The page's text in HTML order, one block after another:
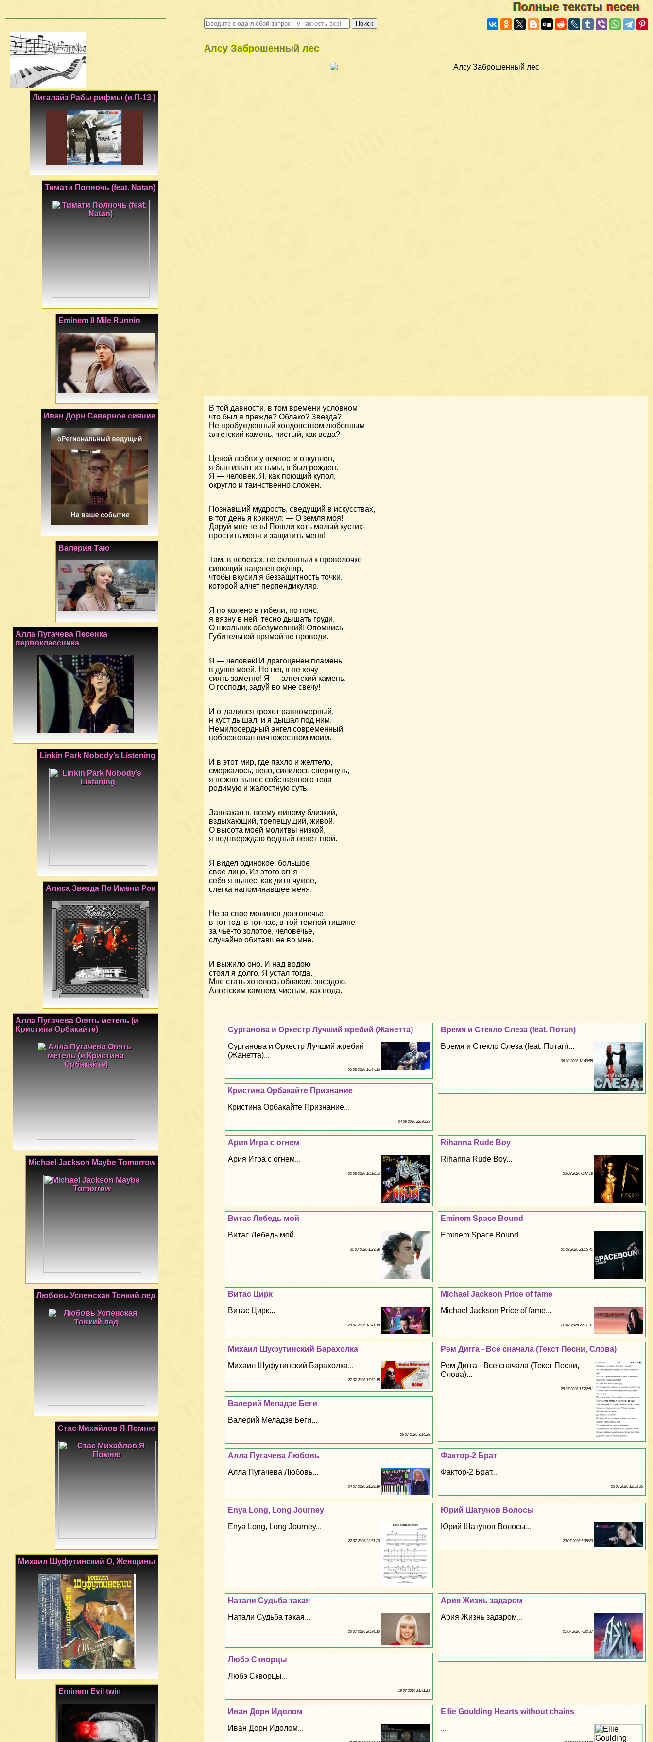
Полные тексты песен
Алсу Заброшенный лес
В той давности, в том времени условном
что был я прежде? Облако? Звезда?
Не пробужденный колдовством любовным
алгетский камень, чистый, как вода?
Ценой любви у вечности откуплен,
я был изъят из тьмы, я был рожден.
Я — человек. Я, как поющий купол,
округло и таинственно сложен.
Познавший мудрость, сведущий в искусствах,
в тот день я крикнул: — О земля моя!
Даруй мне тень! Пошли хоть малый кустик-
простить меня и защитить меня!
Там, в небесах, не склонный к проволочке
сияющий нацелен окуляр,
чтобы вкусил я беззащитность точки,
которой алчет перпендикуляр.
Я по колено в гибели, по пояс,
я вязну в ней, тесно дышать груди.
О школьник обезумевший! Опомнись!
Губительной прямой не проводи.
Я — человек! И драгоценен пламень
в душе моей. Но нет, я не хочу
сиять заметно! Я — алгетский камень.
О господи, задуй во мне свечу!
И отдалился грохот равномерный,
н куст дышал, и я дышал под ним.
Немилосердный ангел современный
побрезговал ничтожеством моим.
И в этот мир, где пахло и желтело,
смеркалось, пело, силилось сверкнуть,
я нежно вынес собственного тела
родимую и жалостную суть.
Заплакал я, всему живому близкий,
вздыхающий, трепещущий, живой.
О высота моей молитвы низкой,
я подтверждаю бедный лепет твой.
Я видел одинокое, большое
свое лицо. Из этого огня
себя я вынес, как дитя чужое,
слегка напоминавшее меня.
Не за свое молился долговечье
в тот год, в тот час, в той темной тишине —
за чье-то золотое, человечье,
случайно обитавшее во мне.
И выжило оно. И над водою
стоял я долго. Я устал тогда.
Мне стать хотелось облаком, звездою,
Алгетским камнем, чистым, как вода.
Время и Стекло Слеза (feat. Потап)
Время и Стекло Слеза (feat. Потап)...
06 08 2026 13:49:55
Сурганова и Оркестр Лучший жребий (Жанетта)
Сурганова и Оркестр Лучший жребий
(Жанетта)...
05 08 2026 16:47:13
Кристина Орбакайте Признание
Кристина Орбакайте Признание...
04 08 2026 22:30:23
Rihanna Rude Boy
Rihanna Rude Boy...
03 08 2026 0:47:18
Ария Игра с огнем
Ария Игра с огнем...
02 08 2026 10:18:53
Eminem Space Bound
Eminem Space Bound...
01 08 2026 21:15:41
Витас Лебедь мой
Витас Лебедь мой...
31 07 2026 1:23:38
Michael Jackson Price of fame
Michael Jackson Price of fame...
30 07 2026 22:23:11
Витас Цирк
Витас Цирк...
29 07 2026 18:41:18
Рем Дигга - Все сначала (Текст Песни, Слова)
Рем Дигга - Все сначала (Текст Песни,
Слова)...
28 07 2026 17:22:51
Михаил Шуфутинский Барахолка
Михаил Шуфутинский Барахолка...
27 07 2026 17:52:15
Валерий Меладзе Беги
Валерий Меладзе Беги...
26 07 2026 3:14:28
Фактор-2 Брат
Фактор-2 Брат...
25 07 2026 12:53:35
Алла Пугачева Любовь
Алла Пугачева Любовь...
24 07 2026 21:29:19
Юрий Шатунов Волосы
Юрий Шатунов Волосы...
23 07 2026 5:38:20
Enya Long, Long Journey
Enya Long, Long Journey...
22 07 2026 22:51:30
Ария Жизнь задаром
Ария Жизнь задаром...
21 07 2026 7:32:37
Натали Судьба такая
Натали Судьба такая...
20 07 2026 20:34:10
Любэ Скворцы
Любэ Скворцы...
19 07 2026 21:41:29
Ellie Goulding Hearts without chains
...
Иван Дорн Идолом
Иван Дорн Идолом...
Лигалайз Рабы рифмы (и П-13 )
Тимати Полночь (feat. Natan)
Eminem 8 Mile Runnin
Иван Дорн Северное сияние
Валерия Таю
Алла Пугачева Песенка
первоклассника
Linkin Park Nobody’s Listening
Алиса Звезда По Имени Рок
Алла Пугачева Опять метель (и
Кристина Орбакайте)
Michael Jackson Maybe Tomorrow
Любовь Успенская Тонкий лед
Стас Михайлов Я Помню
Михаил Шуфутинский О, Женщины
Eminem Evil twin